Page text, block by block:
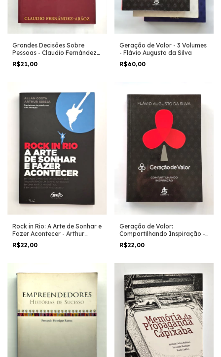
Grandes Decisões Sobre
Pessoas - Claudio Fernández
Aráoz
R$21,00
Geração de Valor - 3 Volumes
- Flávio Augusto da Silva
R$60,00
Rock in Rio: A Arte de Sonhar e
Fazer Acontecer - Arthur
Igreja e Allan Costa
R$22,00
Geração de Valor:
Compartilhando Inspiração -
Flávio Augusto da Silva
R$22,00